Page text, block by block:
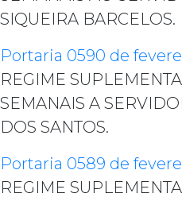
SIQUEIRA BARCELOS.
Portaria 0590 de
REGIME
SEMANAIS A
DOS SANTOS.
Portaria 0589 de
REGIME